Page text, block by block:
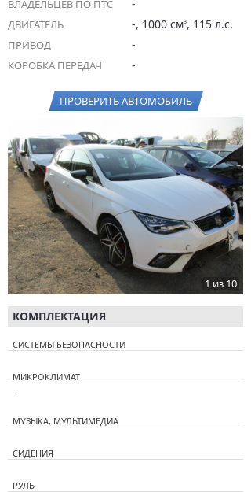
ВЛАДЕЛЬЦЕВ ПО ПТС -
ДВИГАТЕЛЬ -, 1000 см3, 115 л.с.
ПРИВОД -
КОРОБКА ПЕРЕДАЧ -
ПРОВЕРИТЬ АВТОМОБИЛЬ
1 из 10
КОМПЛЕКТАЦИЯ
СИСТЕМЫ БЕЗОПАСНОСТИ
МИКРОКЛИМАТ
-
МУЗЫКА, МУЛЬТИМЕДИА
СИДЕНИЯ
РУЛЬ